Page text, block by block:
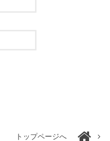
トップページへ